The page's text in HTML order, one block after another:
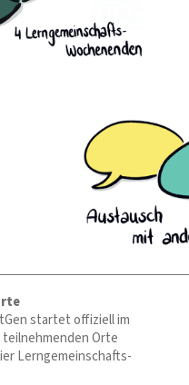
startet offiziell im
teilnehmenden Orte
Lerngemeinschafts-